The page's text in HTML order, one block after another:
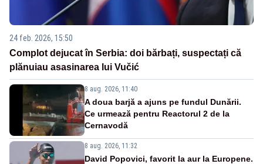
24 feb. 2026, 15:50
Complot dejucat în Serbia: doi bărbați, suspectați că
plănuiau asasinarea lui Vučić
8 aug. 2026, 11:40
A doua barjă a ajuns pe fundul Dunării.
Ce urmează pentru Reactorul 2 de la
Cernavodă
8 aug. 2026, 11:32
David Popovici, favorit la aur la Europene.